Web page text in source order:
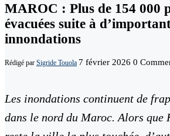
MAROC : Plus de 154 000
évacuées suite à
innondations
Rédigé par Sigride Touola 7 février 2026 0
Les inondations continuent de
dans le nord du Maroc. Alors que